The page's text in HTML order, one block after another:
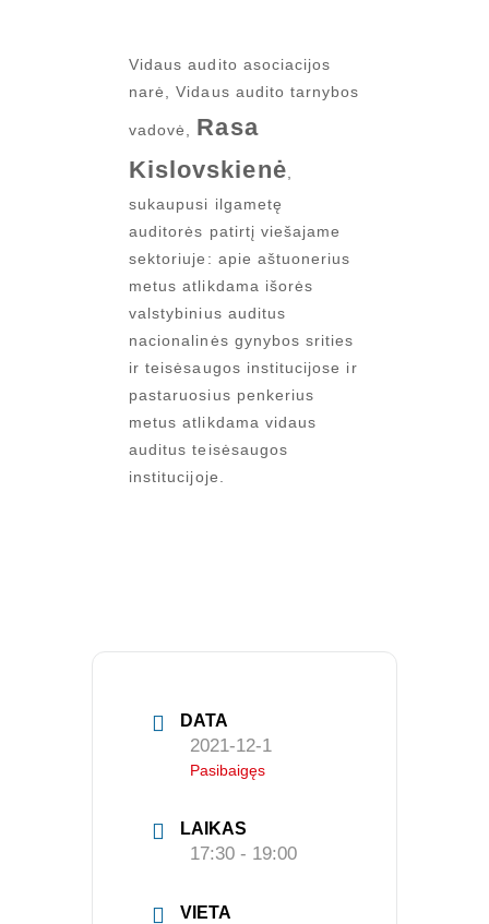
Vidaus audito asociacijos
narė, Vidaus audito tarnybos
vadovė, Rasa
Kislovskienė
sukaupusi ilgametę
auditorės patirtį viešajame
sektoriuje: apie aštuonerius
metus atlikdama išorės
valstybinius auditus
nacionalinės gynybos srities
ir teisėsaugos institucijose ir
pastaruosius penkerius
metus atlikdama vidaus
auditus teisėsaugos
institucijoje.
DATA
2021-12-1
Pasibaigęs
LAIKAS
17:30 - 19:00
VIETA